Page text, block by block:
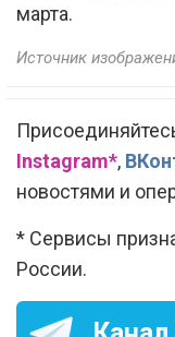
марта.
Источник
Instagram*,
новостями и
* Сервисы
России.